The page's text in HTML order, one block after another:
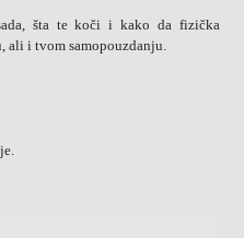
šta te koči i kako da fizička
ali i tvom samopouzdanju.